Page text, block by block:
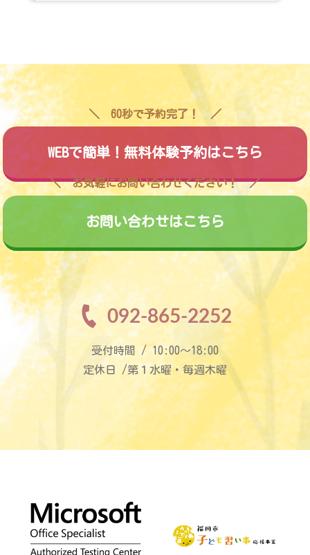
60秒で予約完了！
WEBで簡単！無料体験予約はこちら
お気軽にお問い合わせください！
お問い合わせはこちら
092-865-2252
受付時間 / 10:00〜18:00
定休日 /第１水曜・毎週木曜